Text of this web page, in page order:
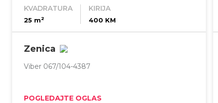
KVADRATURA
25 m2
KIRIJA
400 KM
Zenica
Viber 067/104-4387
POGLEDAJTE OGLAS